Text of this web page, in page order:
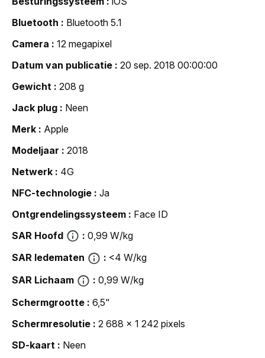
Bluetooth
Bluetooth 5.1
Camera
12 megapixel
Datum van publicatie
20 sep. 2018 00:00:00
Gewicht
208 g
Jack plug
Neen
Merk
Apple
Modeljaar
2018
Netwerk
4G
NFC-technologie
Ja
Ontgrendelingssysteem
Face ID
SAR Hoofd
0,99 W/kg
SAR ledematen
<4 W/kg
SAR Lichaam
0,99 W/kg
Schermgrootte
6,5"
Schermresolutie
2 688 x 1 242 pixels
SD-kaart
Neen